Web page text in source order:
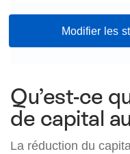
Modifier les
Qu’est-ce
de capital
La réduction du